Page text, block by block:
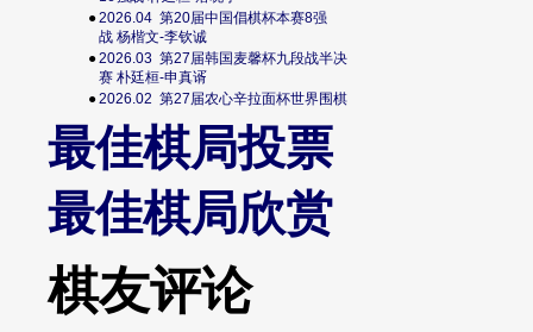
2026.04 第20届中国倡棋杯本赛8强
战 杨楷文-李钦诚
2026.03 第27届韩国麦馨杯九段战半决
赛 朴廷桓-申真谞
2026.02 第27届农心辛拉面杯世界围棋
团体赛第14局 一力辽-申真谞
月度最佳棋局：
2026.07 第6届中国嵊州杯王中王围棋
争霸赛决赛 柯洁-党毅飞
● 2026.05 第16届春兰杯世界围棋锦标赛
● 2026.04 第20届中国倡棋杯本赛8强
战 杨楷文-李钦诚
● 2026.03 第27届韩国麦馨杯九段战半决
最佳棋局投票
最佳棋局欣赏
棋友评论